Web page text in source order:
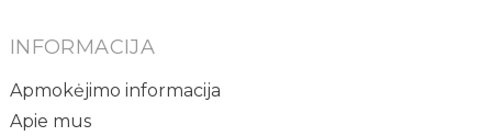
INFORMACIJA
Apmokėjimo informacija
Apie mus